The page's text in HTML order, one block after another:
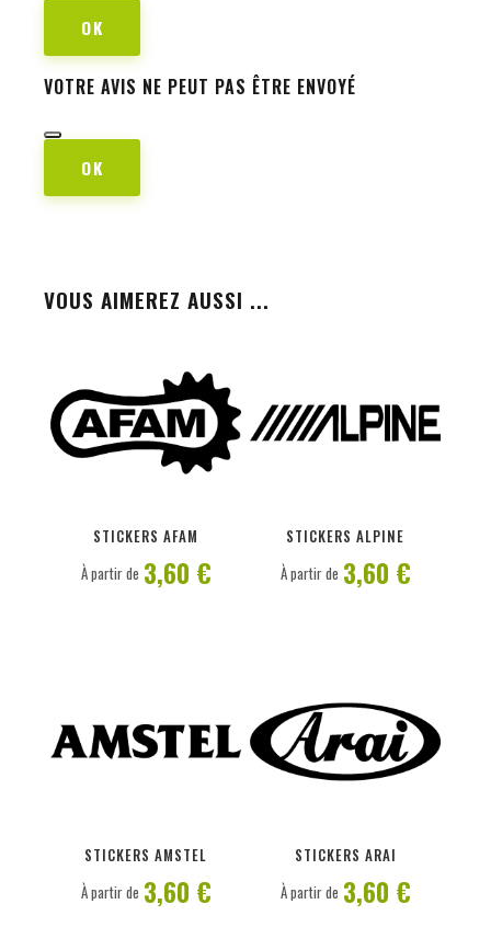
OK
VOTRE AVIS NE PEUT PAS ÊTRE ENVOYÉ
OK
VOUS AIMEREZ AUSSI ...
STICKERS AFAM
À partir de 3,60 €
STICKERS ALPINE
À partir de 3,60 €
STICKERS AMSTEL
À partir de 3,60 €
STICKERS ARAI
À partir de 3,60 €